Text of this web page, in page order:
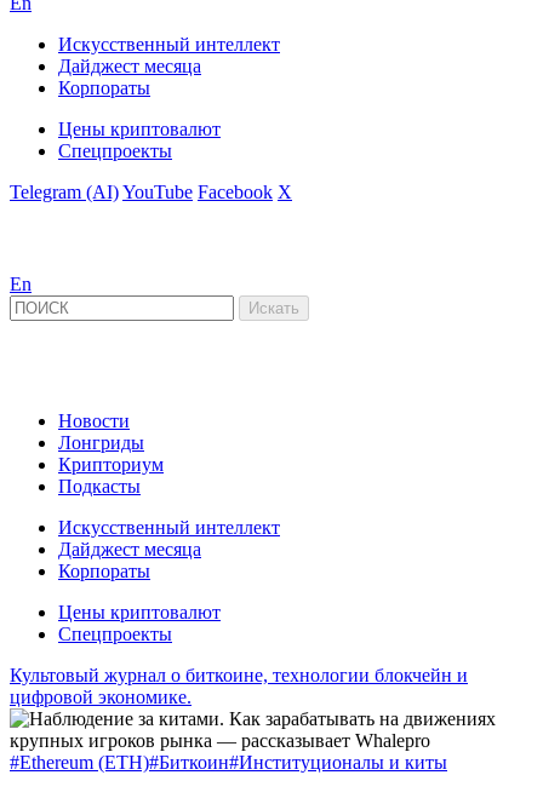
Искусственный интеллект
Дайджест месяца
Корпораты
Цены криптовалют
Спецпроекты
Telegram (AI)YouTube Facebook X
En
Новости
Лонгриды
Крипториум
Подкасты
Искусственный интеллект
Дайджест месяца
Корпораты
Цены криптовалют
Спецпроекты
Культовый журнал о биткоине, технологии блокчейн и
цифровой экономике.
#Ethereum (ETH)#Биткоин#Институционалы и киты